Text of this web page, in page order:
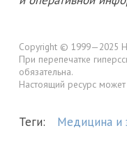
Copyright © 1999—2025
При перепечатке
обязательна.
Настоящий ресурс
Теги: Медицина и